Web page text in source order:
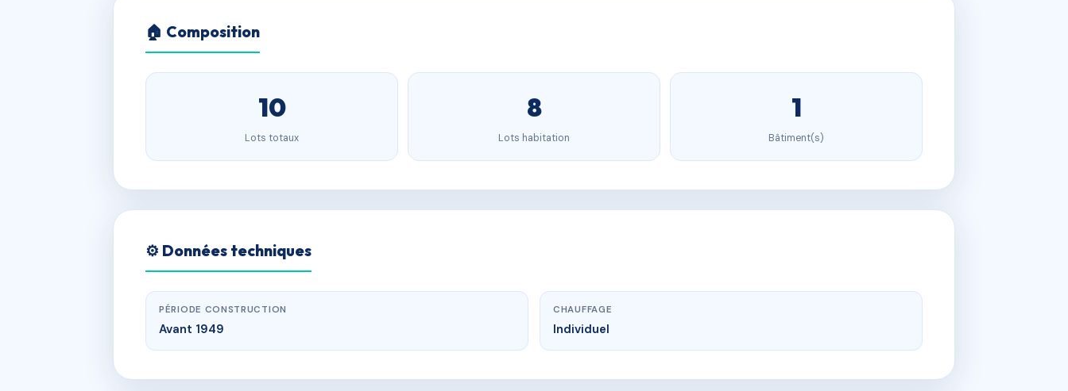
🏠 Composition
10
Lots totaux
8
Lots habitation
1
Bâtiment(s)
⚙️ Données techniques
PÉRIODE CONSTRUCTION
Avant 1949
CHAUFFAGE
Individuel